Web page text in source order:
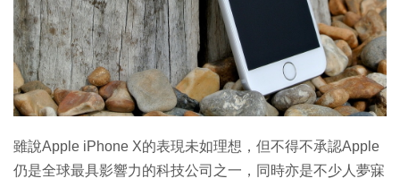
特集
雖說Apple iPhone X的表現未如理想，但不得不承認Apple
仍是全球最具影響力的科技公司之一，同時亦是不少人夢寐